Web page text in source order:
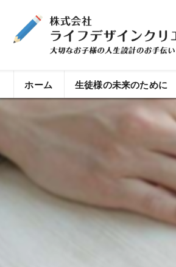
ホーム 生徒様の未来のために